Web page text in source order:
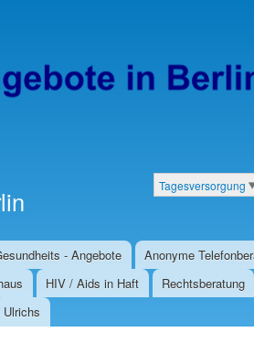
Kategorien
Tagesversorgung
- Angebote
Anonyme
HIV / Aids in Haft
Rechtsberatung
Ulrichs